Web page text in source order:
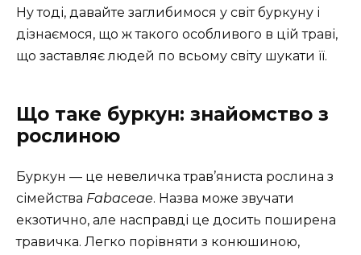
Ну тоді, давайте заглибимося у світ буркуну і
дізнаємося, що ж такого особливого в цій траві,
що заставляє людей по всьому світу шукати її.
Що таке буркун: знайомство з
рослиною
Буркун — це невеличка трав’яниста рослина з
сімейства Fabaceae. Назва може звучати
екзотично, але насправді це досить поширена
травичка. Легко порівняти з конюшиною,